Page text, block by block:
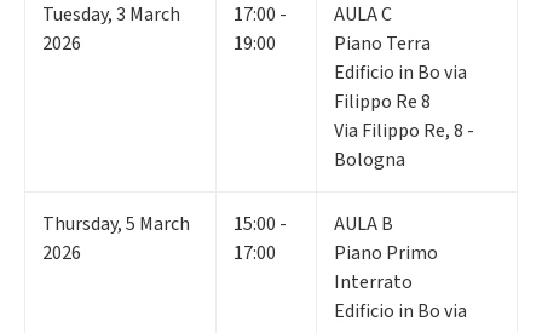
Tuesday,3 March
2026
17:00 -
19:00
AULA C
Piano Terra
Edificio in Bo via
Filippo Re 8
Via Filippo Re, 8 -
Bologna
Thursday,5 March
2026
15:00 -
17:00
AULA B
Piano Primo
Interrato
Edificio in Bo via